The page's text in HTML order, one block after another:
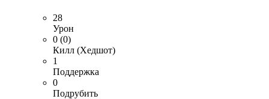
28
Урон
0 (0)
Килл (Хедшот)
1
Поддержка
0
Подрубить